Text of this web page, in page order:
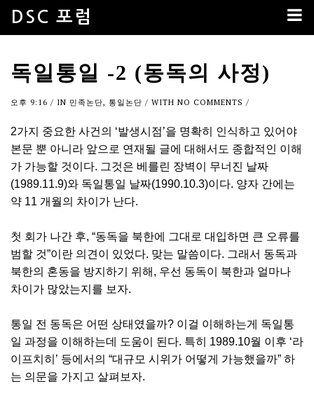
DSC 포럼
독일통일 -2 (동독의 사정)
오후 9:16 / IN 민족논단, 통일논단 / WITH NO COMMENTS /
2가지 중요한 사건의 ‘발생시점’을 명확히 인식하고 있어야
본문 뿐 아니라 앞으로 연재될 글에 대해서도 종합적인 이해
가 가능할 것이다. 그것은 베를린 장벽이 무너진 날짜
(1989.11.9)와 독일통일 날짜(1990.10.3)이다. 양자 간에는
약 11 개월의 차이가 난다.
첫 회가 나간 후, “동독을 북한에 그대로 대입하면 큰 오류를
범할 것”이란 의견이 있었다. 맞는 말씀이다. 그래서 동독과
북한의 혼동을 방지하기 위해, 우선 동독이 북한과 얼마나
차이가 많았는지를 보자.
통일 전 동독은 어떤 상태였을까? 이걸 이해하는게 독일통
일 과정을 이해하는데 도움이 된다. 특히 1989.10월 이후 ‘라
이프치히’ 등에서의 “대규모 시위가 어떻게 가능했을까” 하
는 의문을 가지고 살펴보자.